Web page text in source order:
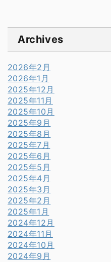
Archives
2026年2月
2026年1月
2025年12月
2025年11月
2025年10月
2025年9月
2025年8月
2025年7月
2025年6月
2025年5月
2025年4月
2025年3月
2025年2月
2025年1月
2024年12月
2024年11月
2024年10月
2024年9月